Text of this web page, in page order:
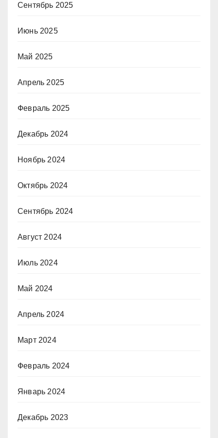
Сентябрь 2025
Июнь 2025
Май 2025
Апрель 2025
Февраль 2025
Декабрь 2024
Ноябрь 2024
Октябрь 2024
Сентябрь 2024
Август 2024
Июль 2024
Май 2024
Апрель 2024
Март 2024
Февраль 2024
Январь 2024
Декабрь 2023